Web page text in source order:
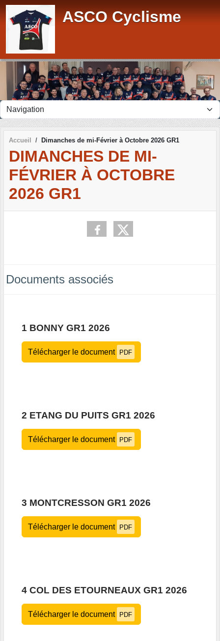
ASCO Cyclisme
Accueil Dimanches de mi-Février à Octobre 2026 GR1
DIMANCHES DE MI-
FÉVRIER À OCTOBRE
2026 GR1
Documents associés
1 BONNY GR1 2026
Télécharger le document PDF
2 ETANG DU PUITS GR1 2026
Télécharger le document PDF
3 MONTCRESSON GR1 2026
Télécharger le document PDF
4 COL DES ETOURNEAUX GR1 2026
Télécharger le document PDF
Panneau de gestion des cookies